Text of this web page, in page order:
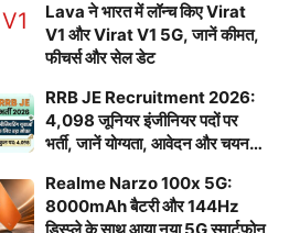
Lava ने भारत में लॉन्च किए Virat
V1 और Virat V1 5G, जानें कीमत,
फीचर्स और सेल डेट
RRB JE Recruitment 2026:
4,098 जूनियर इंजीनियर पदों पर
भर्ती, जानें योग्यता, आवेदन और चयन
Realme Narzo 100x 5G:
8000mAh बैटरी और 144Hz